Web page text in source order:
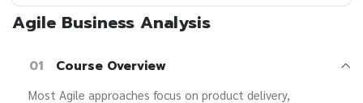
Agile Business Analysis
01 Course Overview
Most Agile approaches focus on product delivery,